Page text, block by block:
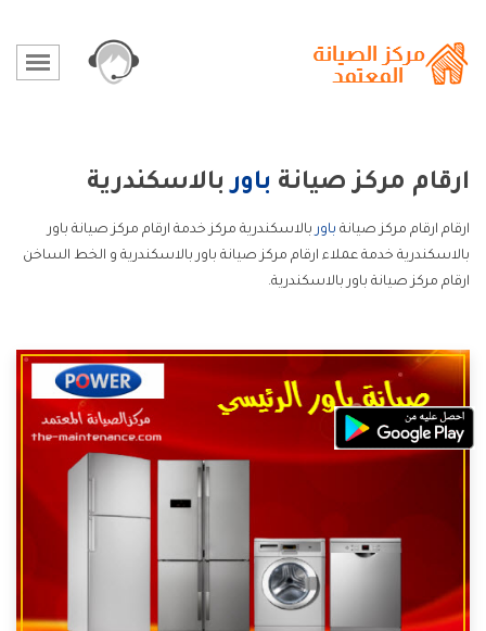
ارقام مركز صيانة باوربالاسكندرية
ارقام ارقام مركز صيانة باوربالاسكندرية مركز خدمة ارقام مركز صيانة باور
بالاسكندرية خدمة عملاء ارقام مركز صيانة باور بالاسكندرية و الخط الساخن
ارقام مركز صيانة باور بالاسكندرية.